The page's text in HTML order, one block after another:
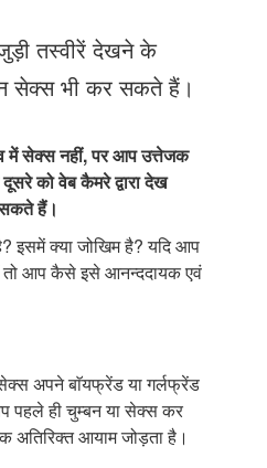
करेंतस्वीरें देखने के
सेक्स भी कर सकते हैं।
में सेक्स नहीं, पर आप उत्तेजक
को वेब कैमरे द्वारा देख
हैं।
इसमें क्या जोखिम है? यदि आप
तो आप कैसे इसे आनन्ददायक एवं
अपने बाॅयफ्रेंड या गर्लफ्रेंड
ही चुम्बन या सेक्स कर
आयाम जोड़ता है।